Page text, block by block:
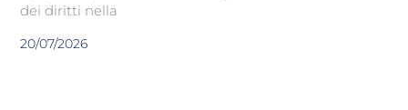
dei diritti nella
20/07/2026